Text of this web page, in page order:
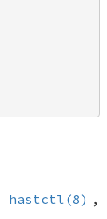
hastctl(8) ,